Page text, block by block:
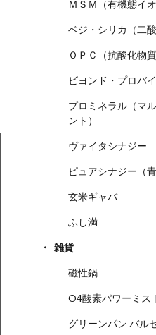
ＭＳＭ（有機態イオ
ベジ・シリカ（二酸
ＯＰＣ（抗酸化物
ビヨンド・プロバ
プロミネラル（マ
ント）
ヴァイタシナジー
ピュアシナジー（青
玄米ギャバ
ふし満
雑貨
磁性鍋
O4酸素パワーミス
グリーンパン バル